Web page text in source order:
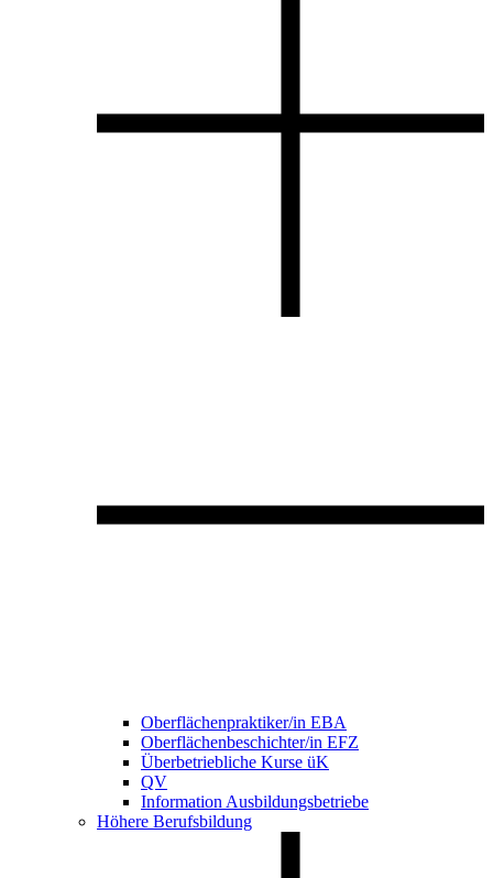
Oberflächenpraktiker/in EBA
Oberflächenbeschichter/in EFZ
Überbetriebliche Kurse üK
QV
Information Ausbildungsbetriebe
Höhere Berufsbildung